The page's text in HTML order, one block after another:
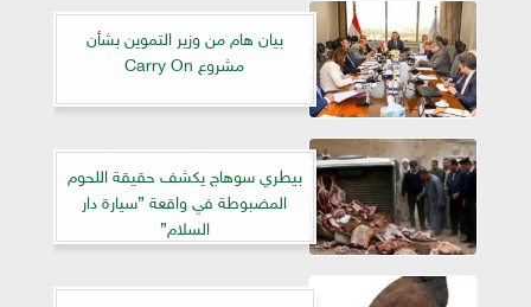
بيان هام من وزير التموين بشأن
مشروع Carry On
بيطري سوهاج يكشف حقيقة اللحوم
المضبوطة في واقعة ”سيارة دار
السلام”